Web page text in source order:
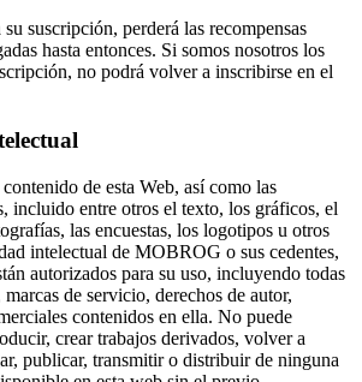
suscripción, perderá las recompensas
hasta entonces. Si somos nosotros los
no podrá volver a inscribirse en el
de esta Web, así como las
incluido entre otros el texto, los gráficos, el
las encuestas, los logotipos u otros
intelectual de MOBROG o sus cedentes,
autorizados para su uso, incluyendo todas
marcas de servicio, derechos de autor,
contenidos en ella. No puede
crear trabajos derivados, volver a
publicar, transmitir o distribuir de ninguna